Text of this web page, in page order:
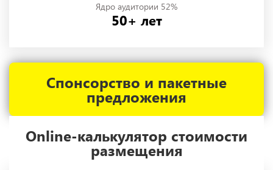
Ядро аудитории 52%
50+ лет
Online-калькулятор стоимости
размещения
Спонсорство и пакетные
предложения